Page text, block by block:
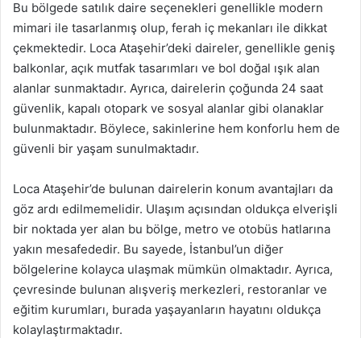
Bu bölgede satılık daire seçenekleri genellikle modern
mimari ile tasarlanmış olup, ferah iç mekanları ile dikkat
çekmektedir. Loca Ataşehir’deki daireler, genellikle geniş
balkonlar, açık mutfak tasarımları ve bol doğal ışık alan
alanlar sunmaktadır. Ayrıca, dairelerin çoğunda 24 saat
güvenlik, kapalı otopark ve sosyal alanlar gibi olanaklar
bulunmaktadır. Böylece, sakinlerine hem konforlu hem de
güvenli bir yaşam sunulmaktadır.
Loca Ataşehir’de bulunan dairelerin konum avantajları da
göz ardı edilmemelidir. Ulaşım açısından oldukça elverişli
bir noktada yer alan bu bölge, metro ve otobüs hatlarına
yakın mesafededir. Bu sayede, İstanbul’un diğer
bölgelerine kolayca ulaşmak mümkün olmaktadır. Ayrıca,
çevresinde bulunan alışveriş merkezleri, restoranlar ve
eğitim kurumları, burada yaşayanların hayatını oldukça
kolaylaştırmaktadır.